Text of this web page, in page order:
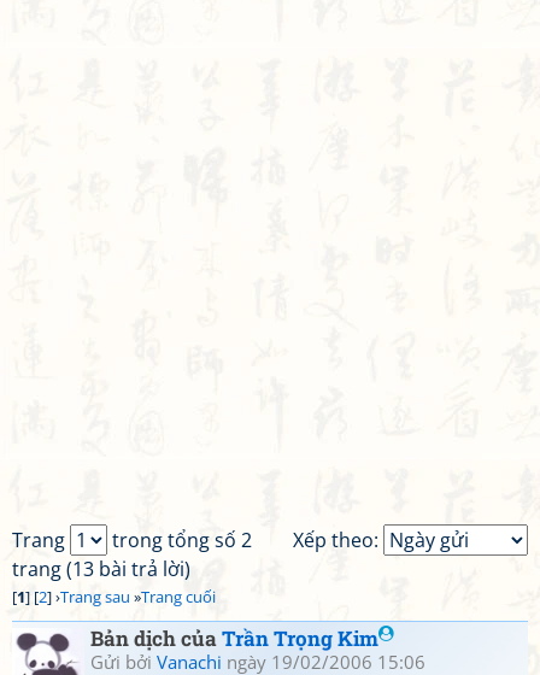
Xếp theo:
Trang
trong tổng số 2
trang (13 bài trả lời)
[1] [2] ›Trang sau »Trang cuối
Bản dịch củaTrần Trọng Kim
Gửi bởi Vanachi ngày 19/02/2006 15:06